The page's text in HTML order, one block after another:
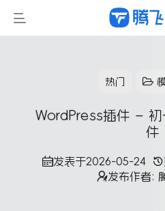
热门
WordPress插件 – 初
件
发表于2026-05-24
发布作者: